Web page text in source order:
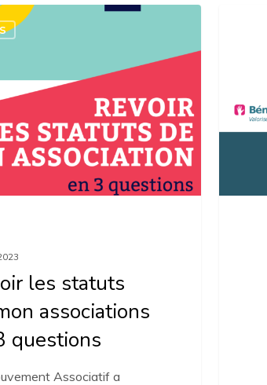
les statuts
associations
questions
Associatif a